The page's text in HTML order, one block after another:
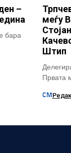
–
бара
меѓу
Штип
Првата